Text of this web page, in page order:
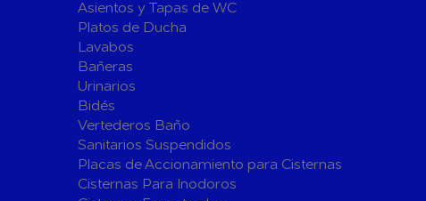
Tuberías y Accesorios de
Polibutileno
Flexos/Conexiones Flexibles
Válvulas de Fontanería
Válvulas de Esfera
Válvulas de Retención
Válvulas de Contadores
Llaves de Paso
Accesorios de Valvulería
Asientos y Tapas de WC
Platos de Ducha
Lavabos
Bañeras
Urinarios
Bidés
Vertederos Baño
Sanitarios Suspendidos
Placas de Accionamiento para Cisternas
Cisternas Para Inodoros